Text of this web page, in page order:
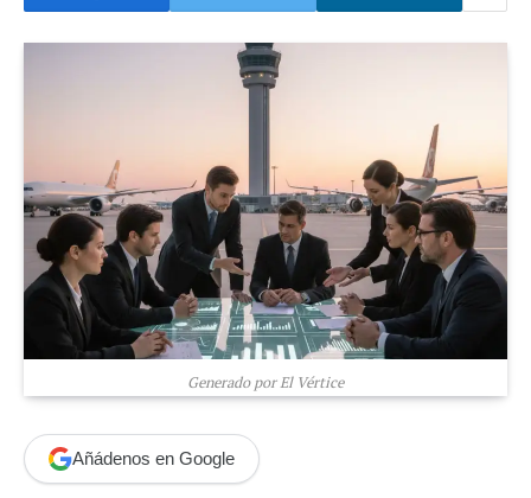
Generado por El Vértice
Añádenos en Google